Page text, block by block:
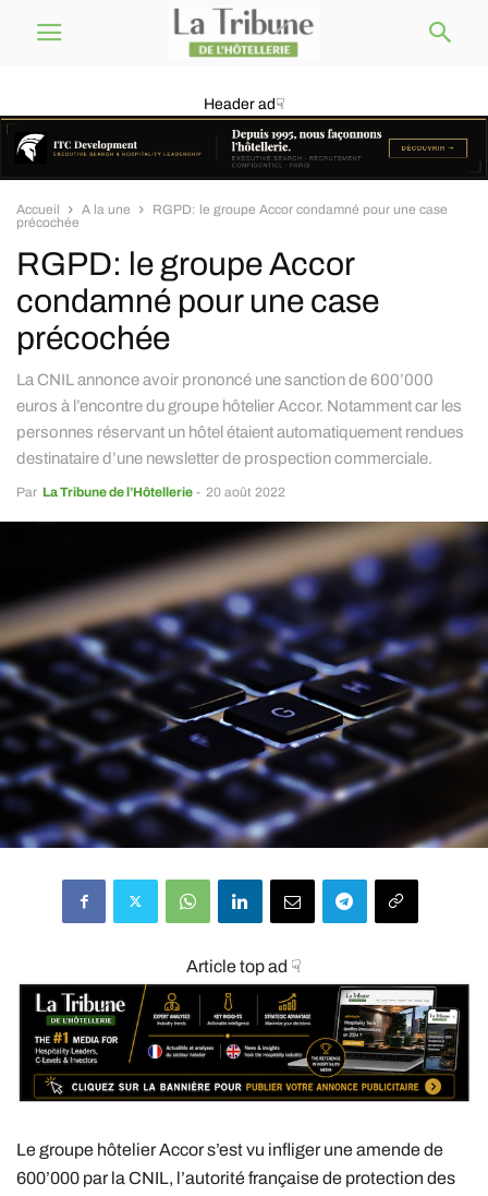
Header ad☟
Accueil A la une
RGPD: le groupe Accor condamné pour une case
précochée
RGPD: le groupe Accor
condamné pour une case
précochée
La CNIL annonce avoir prononcé une sanction de 600’000
euros à l’encontre du groupe hôtelier Accor. Notamment car les
personnes réservant un hôtel étaient automatiquement rendues
destinataire d’une newsletter de prospection commerciale.
Par La Tribune de l’Hôtellerie - 20 août 2022
Article top ad ☟
Le groupe hôtelier Accor s’est vu infliger une amende de
600’000 par la CNIL, l’autorité française de protection des